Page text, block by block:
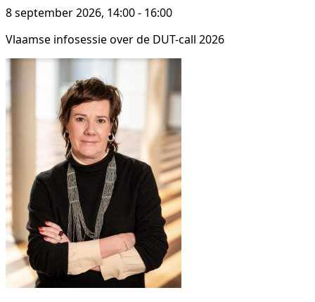
8 september 2026, 14:00 - 16:00
Vlaamse infosessie over de DUT-call 2026